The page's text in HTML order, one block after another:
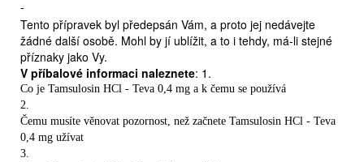
-
Tento přípravek byl předepsán Vám, a proto jej nedávejte
žádné další osobě. Mohl by jí ublížit, a to i tehdy, má-li stejné
příznaky jako Vy.
V příbalové informaci naleznete: 1.
Co je Tamsulosin HCl - Teva 0,4 mg a k čemu se používá
2.
Čemu musíte věnovat pozornost, než začnete Tamsulosin HCl - Teva
0,4 mg užívat
3.